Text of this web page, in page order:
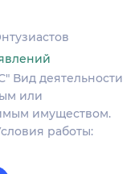
Вид деятельности
или
имуществом.
работы: